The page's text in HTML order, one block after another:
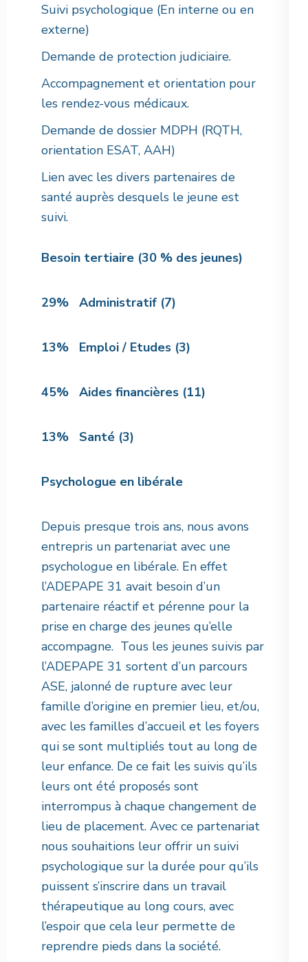
Suivi psychologique (En interne ou en
externe)
Demande de protection judiciaire.
Accompagnement et orientation pour
les rendez-vous médicaux.
Demande de dossier MDPH (RQTH,
orientation ESAT, AAH)
Lien avec les divers partenaires de
santé auprès desquels le jeune est
suivi.
Besoin tertiaire (30 % des jeunes)
29% Administratif (7)
13% Emploi / Etudes (3)
45% Aides financières (11)
13% Santé (3)
Psychologue en libérale
Depuis presque trois ans, nous avons
entrepris un partenariat avec une
psychologue en libérale. En effet
l’ADEPAPE 31 avait besoin d’un
partenaire réactif et pérenne pour la
prise en charge des jeunes qu’elle
accompagne. Tous les jeunes suivis par
l’ADEPAPE 31 sortent d’un parcours
ASE, jalonné de rupture avec leur
famille d’origine en premier lieu, et/ou,
avec les familles d’accueil et les foyers
qui se sont multipliés tout au long de
leur enfance. De ce fait les suivis qu’ils
leurs ont été proposés sont
interrompus à chaque changement de
lieu de placement. Avec ce partenariat
nous souhaitions leur offrir un suivi
psychologique sur la durée pour qu’ils
puissent s’inscrire dans un travail
thérapeutique au long cours, avec
l’espoir que cela leur permette de
reprendre pieds dans la société.